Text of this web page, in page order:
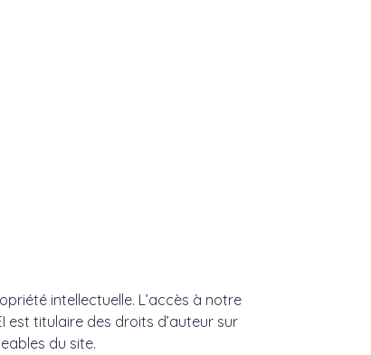
intellectuelle. L’accès à notre
est titulaire des droits d’auteur sur
du site.